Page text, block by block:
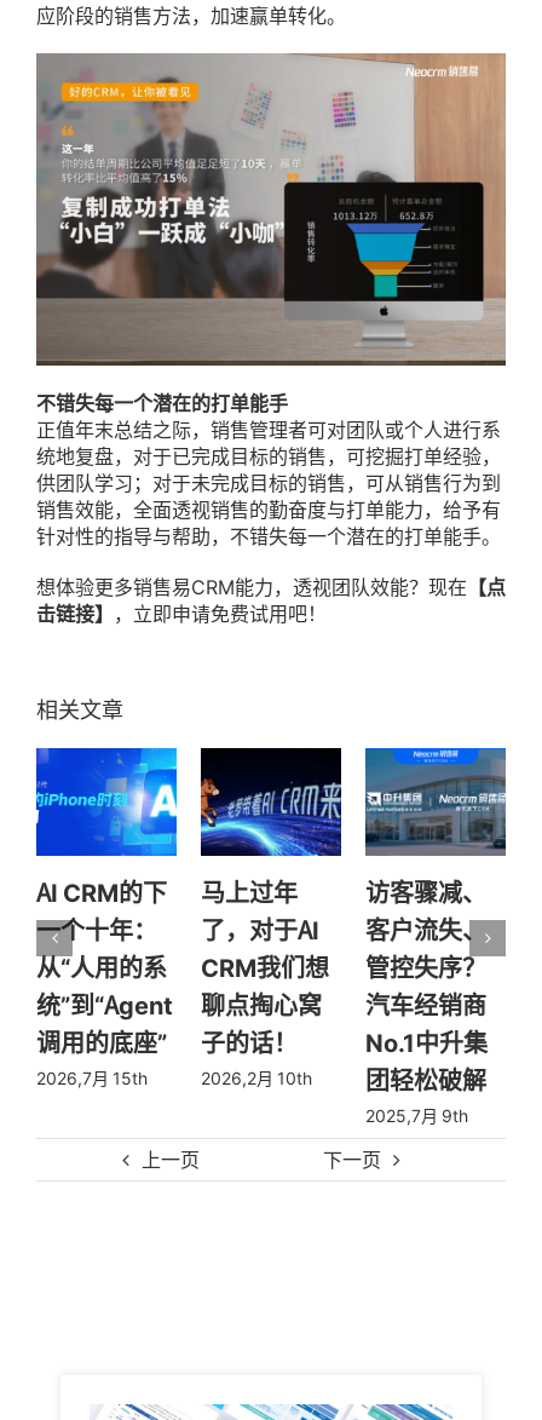
上一页 下一页
应阶段的销售方法，加速赢单转化。
不错失每一个潜在的打单能手
正值年末总结之际，销售管理者可对团队或个人进行系
统地复盘，对于已完成目标的销售，可挖掘打单经验，
供团队学习；对于未完成目标的销售，可从销售行为到
销售效能，全面透视销售的勤奋度与打单能力，给予有
针对性的指导与帮助，不错失每一个潜在的打单能手。
想体验更多销售易CRM能力，透视团队效能？现在 【点
击链接】 ，立即申请免费试用吧！
马上过年
了，对于AI
CRM我们想
聊点掏心窝
子的话！
2026,2月 10th
访客骤减、
客户流失、
管控失序？
汽车经销商
No.1中升集
团轻松破解
华为实战方
法论：让系
统活起来，
让销售赢客
户更轻松
2025,7月 2nd